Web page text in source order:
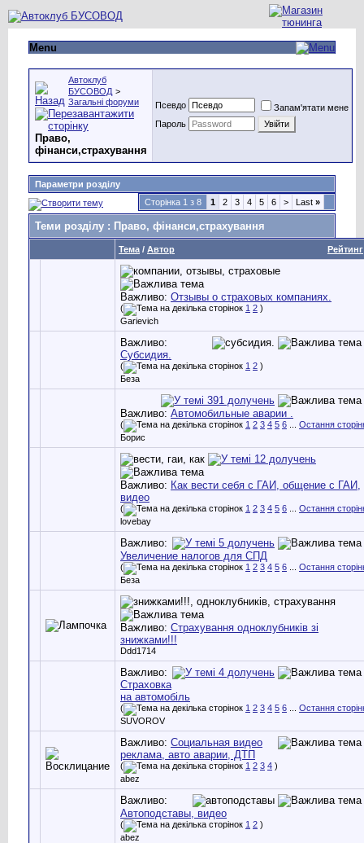
Menu
Автоклуб
БУСОВОД >
Загальні форуми
Право,
фінанси,страхування
Псевдо
Запам'ятати мене
Пароль
Параметри розділу
Сторінка 1 з 8
1 2 3 4 5 6 > Last »
Теми розділу : Право, фінанси,страхування
Рейтинг
Тема / Автор
Важливо: Отзывы о страховых компаниях.
( 1 2 )
Garievich
Важливо:
Субсидия.
( 1 2 )
Беза
Важливо: Автомобильные аварии .
( 1 2 3 4 5 6
Остання
Борис
Важливо: Как вести себя с ГАИ, общение с ГАИ,
видео
( 1 2 3 4 5 6
Остання
lovebay
Важливо:
Увеличение налогов для СПД
( 1 2 3 4 5 6
Остання
Беза
Важливо: Страхування одноклубників зі
знижками!!!
Ddd1714
Важливо:
Страховка
на автомобіль
( 1 2 3 4 5 6
Остання
SUVOROV
Важливо: Социальная видео
реклама, авто аварии, ДТП
( 1 2 3 4 )
abez
Важливо:
Автоподставы, видео
( 1 2 )
abez